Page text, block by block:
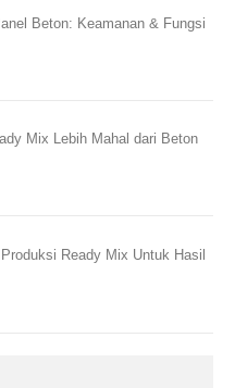
Beton: Keamanan & Fungsi
Mix Lebih Mahal dari Beton
Ready Mix Untuk Hasil